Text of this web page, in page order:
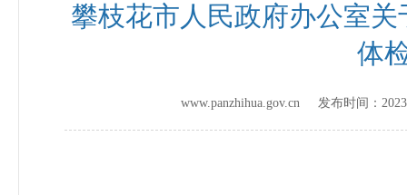
攀枝花市人民政府办公室
体
www.panzhihua.gov.cn 发布时间：